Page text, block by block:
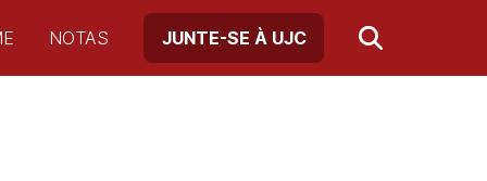
NOTAS JUNTE-SE À UJC